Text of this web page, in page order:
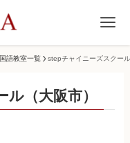
語教室一覧 stepチャイニーズスクール
（大阪市）